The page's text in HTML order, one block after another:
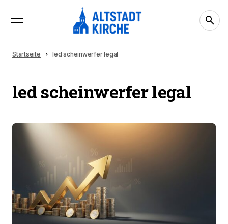
Startseite led scheinwerfer legal
led scheinwerfer legal